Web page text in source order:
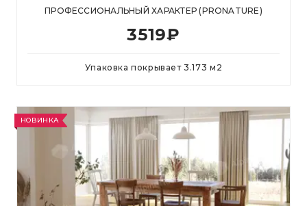
ПРОФЕССИОНАЛЬНЫЙ ХАРАКТЕР (PRONATURE)
3519₽
Упаковка покрывает3.173 м 2
НОВИНКА